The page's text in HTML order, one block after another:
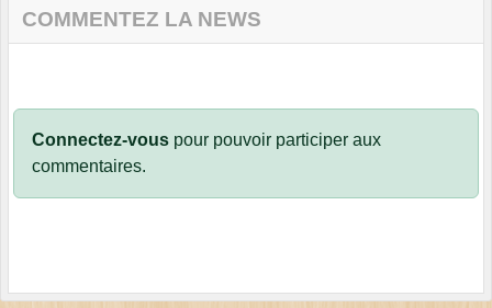
COMMENTEZ LA NEWS
Connectez-vous pour pouvoir participer aux
commentaires.